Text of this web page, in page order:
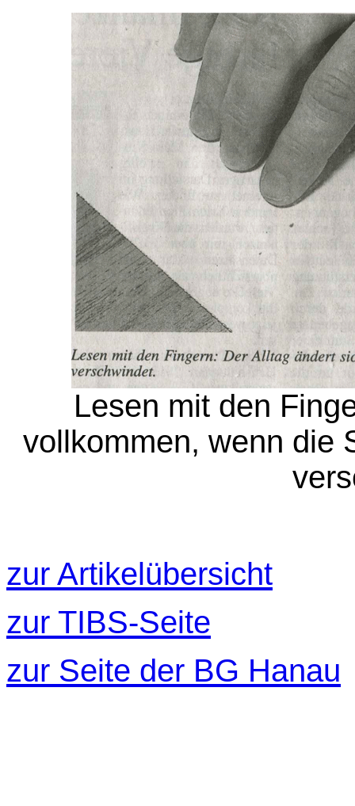
Lesen mit den
vollkommen, wenn die
zur Artikelübersicht
zur TIBS-Seite
zur Seite der BG Hanau